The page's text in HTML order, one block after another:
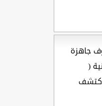
جاهزة
(